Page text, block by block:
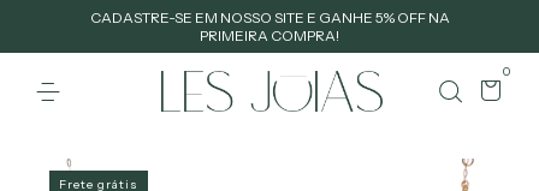
CADASTRE-SE EM NOSSO SITE E GANHE 5% OFF NA
PRIMEIRA COMPRA!
0
Frete grátis